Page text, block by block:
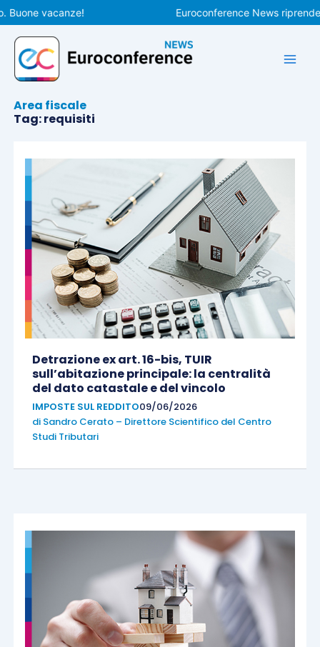
Vai
al
contenuto
vacanze! Euroconference News riprenderà le
Area fiscale
Tag: requisiti
Detrazione ex art. 16-bis, TUIR
sull’abitazione principale: la centralità
del dato catastale e del vincolo
IMPOSTE SUL REDDITO09/06/2026
di Sandro Cerato – Direttore Scientifico del Centro
Studi Tributari